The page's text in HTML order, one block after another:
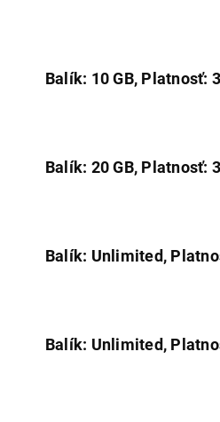
Balík: 10 GB, Platnosť:
Balík: 20 GB, Platnosť:
Balík: Unlimited,
Balík: Unlimited,